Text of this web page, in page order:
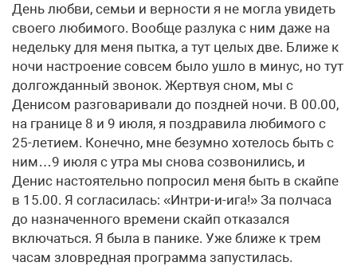
День любви, семьи и верности я не могла увидеть
своего любимого. Вообще разлука с ним даже на
недельку для меня пытка, а тут целых две. Ближе к
ночи настроение совсем было ушло в минус, но тут
долгожданный звонок. Жертвуя сном, мы с
Денисом разговаривали до поздней ночи. В 00.00,
на границе 8 и 9 июля, я поздравила любимого с
25-летием. Конечно, мне безумно хотелось быть с
ним…9 июля с утра мы снова созвонились, и
Денис настоятельно попросил меня быть в скайпе
в 15.00. Я согласилась: «Интри-и-ига!» За полчаса
до назначенного времени скайп отказался
включаться. Я была в панике. Уже ближе к трем
часам зловредная программа запустилась.